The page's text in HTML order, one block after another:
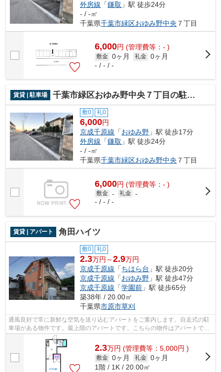
外房線 「鎌取 」駅 徒歩24分
- / -㎡
千葉県千葉市緑区おゆみ野中央 ７丁目
6,000円 (管理費等：- )
敷金 0ヶ月 礼金 0ヶ月
- / - / -
賃貸 | 駐車場 千葉市緑区おゆみ野中央７丁目の駐車場
敷0 礼0
6,000円
京成千原線 「おゆみ野 」駅 徒歩17分
外房線 「鎌取 」駅 徒歩24分
- / -㎡
千葉県千葉市緑区おゆみ野中央 ７丁目
6,000円 (管理費等：- )
敷金 - 礼金 -
- / - / -
賃貸 | アパート 角田ハイツ
敷0 礼0
2.3万円～2.9万円
京成千原線 「ちはら台 」駅 徒歩20分
京成千原線 「おゆみ野 」駅 徒歩47分
京成千原線 「学園前 」駅 徒歩65分
築38年 / 20.00㎡
千葉県市原市草刈
通風良好で常に新鮮な空気を送り込むアパートをご案内します。自走式の駐
車場がある物件です。最上階のアパートです。こちらの物件はアパートで
す。株式会社ネイティブ・トラストが紹...
2.3万円 (管理費等：5,000円 )
敷金 0ヶ月 礼金 0ヶ月
1階 / 1K / 20.00㎡